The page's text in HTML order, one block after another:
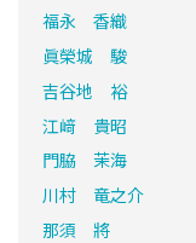
福永 香織
眞榮城 駿
吉谷地 裕
江﨑 貴昭
門脇 茉海
川村 竜之介
那須 將